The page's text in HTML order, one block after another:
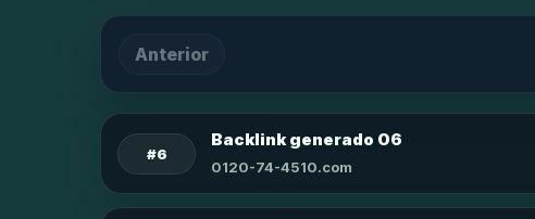
Anterior
#6
Backlink generado 06
0120-74-4510.com